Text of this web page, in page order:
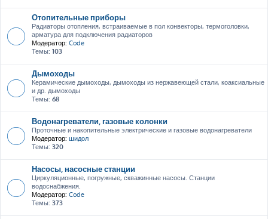
Отопительные приборы
Радиаторы отопления, встраиваемые в пол конвекторы, термоголовки,
арматура для подключения радиаторов
Модератор: Code
Темы: 103
Дымоходы
Керамические дымоходы, дымоходы из нержавеющей стали, коаксиальные
и др. дымоходы
Темы: 68
Водонагреватели, газовые колонки
Проточные и накопительные электрические и газовые водонагреватели
Модератор: шидол
Темы: 320
Насосы, насосные станции
Циркуляционные, погружные, скважинные насосы. Станции
водоснабжения.
Модератор: Code
Темы: 373